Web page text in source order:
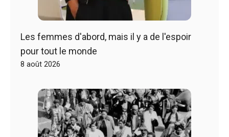
Les femmes d'abord, mais il y a de l'espoir
pour tout le monde
8 août 2026